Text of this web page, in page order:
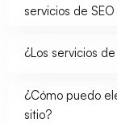
servicios de
¿Los servicios
¿Cómo puedo
sitio?